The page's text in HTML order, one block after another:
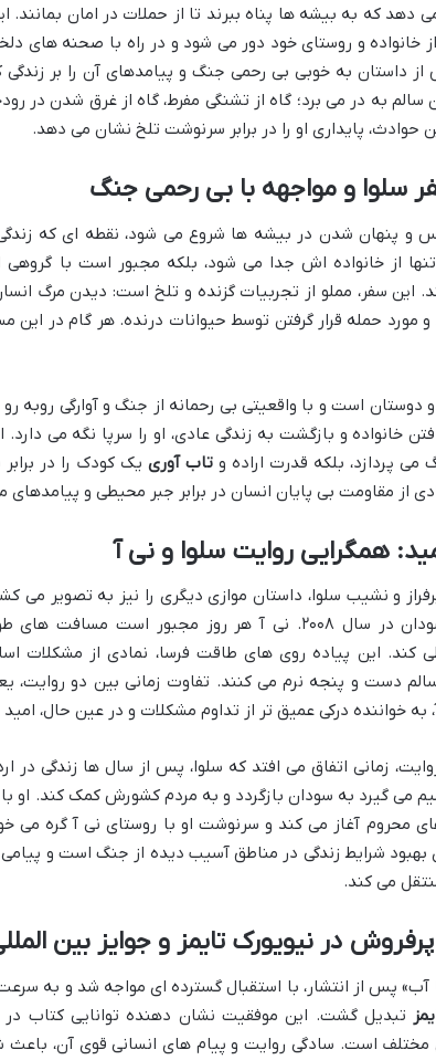
که به بیشه ها پناه ببرند تا از حملات در امان بمانند.
خانواده و روستای خود دور می شود و در راه با صحنه های
داستان به خوبی بی رحمی جنگ و پیامدهای آن را بر زندگی
به در می برد؛ گاه از تشنگی مفرط، گاه از غرق شدن در
حوادث، پایداری او را در برابر سرنوشت تلخ نشان می دهد.
سلوا و مواجهه با بی رحمی جنگ
و پنهان شدن در بیشه ها شروع می شود، نقطه ای که زندگی
از خانواده اش جدا می شود، بلکه مجبور است با گروهی
این سفر، مملو از تجربیات گزنده و تلخ است: دیدن مرگ
حمله قرار گرفتن توسط حیوانات درنده. هر گام در این
است و با واقعیتی بی رحمانه از جنگ و آوارگی روبه
خانواده و بازگشت به زندگی عادی، او را سرپا نگه می
پردازد، بلکه قدرت اراده وتاب آوری یک کودک را در
از مقاومت بی پایان انسان در برابر جبر محیطی و
همگرایی روایت سلوا و نی آ
و نشیب سلوا، داستان موازی دیگری را نیز به تصویر می
های طولانی را برای آوردن
کند. این پیاده روی های طاقت فرسا، نمادی از مشکلات
دست و پنجه نرم می کنند. تفاوت زمانی بین دو روایت،
زمانی اتفاق می افتد که سلوا، پس از سال ها زندگی در
می گیرد به سودان بازگردد و به مردم کشورش کمک کند. او
محروم آغاز می کند و سرنوشت او با روستای نی آ گره می
بهبود شرایط زندگی در مناطق آسیب دیده از جنگ است و
می کند.
در نیویورک تایمز و جوایز بین
آب» پس از انتشار، با استقبال گسترده ای مواجه شد و به
تبدیل گشت. این موفقیت نشان دهنده توانایی کتاب در
است. سادگی روایت و پیام های انسانی قوی آن، باعث